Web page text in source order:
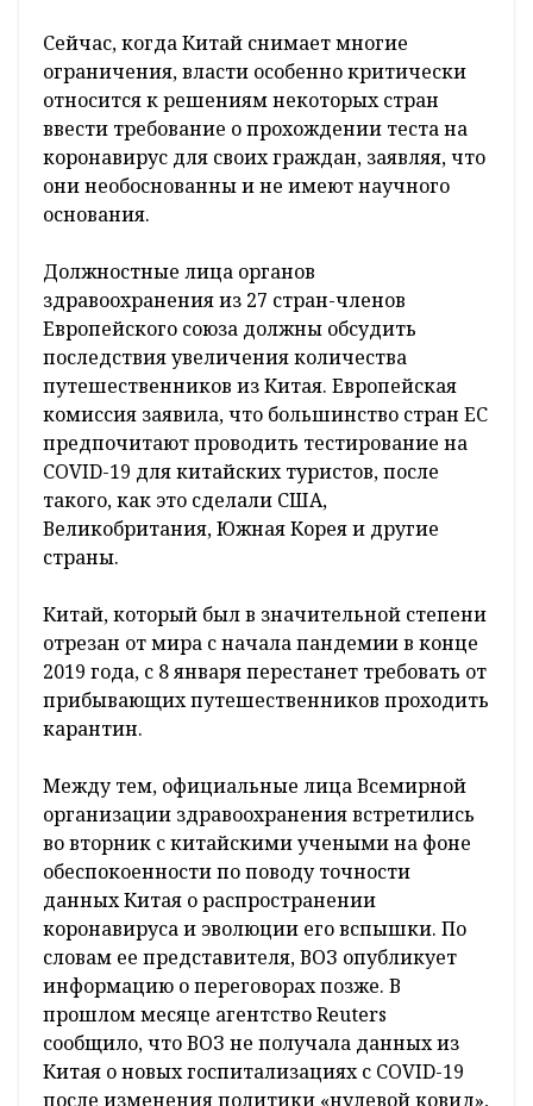
Сейчас, когда Китай снимает многие
ограничения, власти особенно критически
относится к решениям некоторых стран
ввести требование о прохождении теста на
коронавирус для своих граждан, заявляя, что
они необоснованны и не имеют научного
основания.
Должностные лица органов
здравоохранения из 27 стран-членов
Европейского союза должны обсудить
последствия увеличения количества
путешественников из Китая. Европейская
комиссия заявила, что большинство стран ЕС
предпочитают проводить тестирование на
COVID-19 для китайских туристов, после
такого, как это сделали США,
Великобритания, Южная Корея и другие
страны.
Китай, который был в значительной степени
отрезан от мира с начала пандемии в конце
2019 года, с 8 января перестанет требовать от
прибывающих путешественников проходить
карантин.
Между тем, официальные лица Всемирной
организации здравоохранения встретились
во вторник с китайскими учеными на фоне
обеспокоенности по поводу точности
данных Китая о распространении
коронавируса и эволюции его вспышки. По
словам ее представителя, ВОЗ опубликует
информацию о переговорах позже. В
прошлом месяце агентство Reuters
сообщило, что ВОЗ не получала данных из
Китая о новых госпитализациях с COVID-19
после изменения политики «нулевой ковид»,